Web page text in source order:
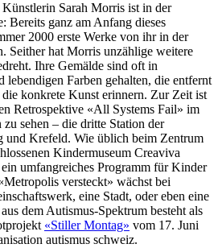
Sarah Morris ist in der
Bereits ganz am Anfang dieses
2000 erste Werke von ihr in der
Seither hat Morris unzählige weitere
Ihre Gemälde sind oft in
lebendigen Farben gehalten, die entfernt
konkrete Kunst erinnern. Zur Zeit ist
Retrospektive «All Systems Fail» im
sehen – die dritte Station der
und Krefeld. Wie üblich beim Zentrum
Kindermuseum Creaviva
umfangreiches Programm für Kinder
versteckt» wächst bei
eine Stadt, oder eben eine
dem Autismus-Spektrum besteht als
«Stiller Montag» vom 17. Juni
autismus schweiz.